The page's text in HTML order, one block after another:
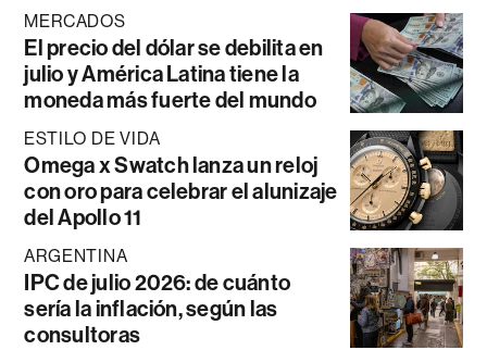
MERCADOS
El precio del dólar se debilita en
julio y América Latina tiene la
moneda más fuerte del mundo
ESTILO DE VIDA
Omega x Swatch lanza un reloj
con oro para celebrar el alunizaje
del Apollo 11
ARGENTINA
IPC de julio 2026: de cuánto
sería la inflación, según las
consultoras